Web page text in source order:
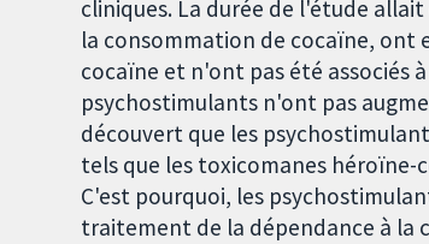
cliniques. La durée de l'étude
la consommation de cocaïne, ont
cocaïne et n'ont pas été associés
psychostimulants n'ont pas
découvert que les
tels que les toxicomanes
C'est pourquoi, les
traitement de la dépendance à la